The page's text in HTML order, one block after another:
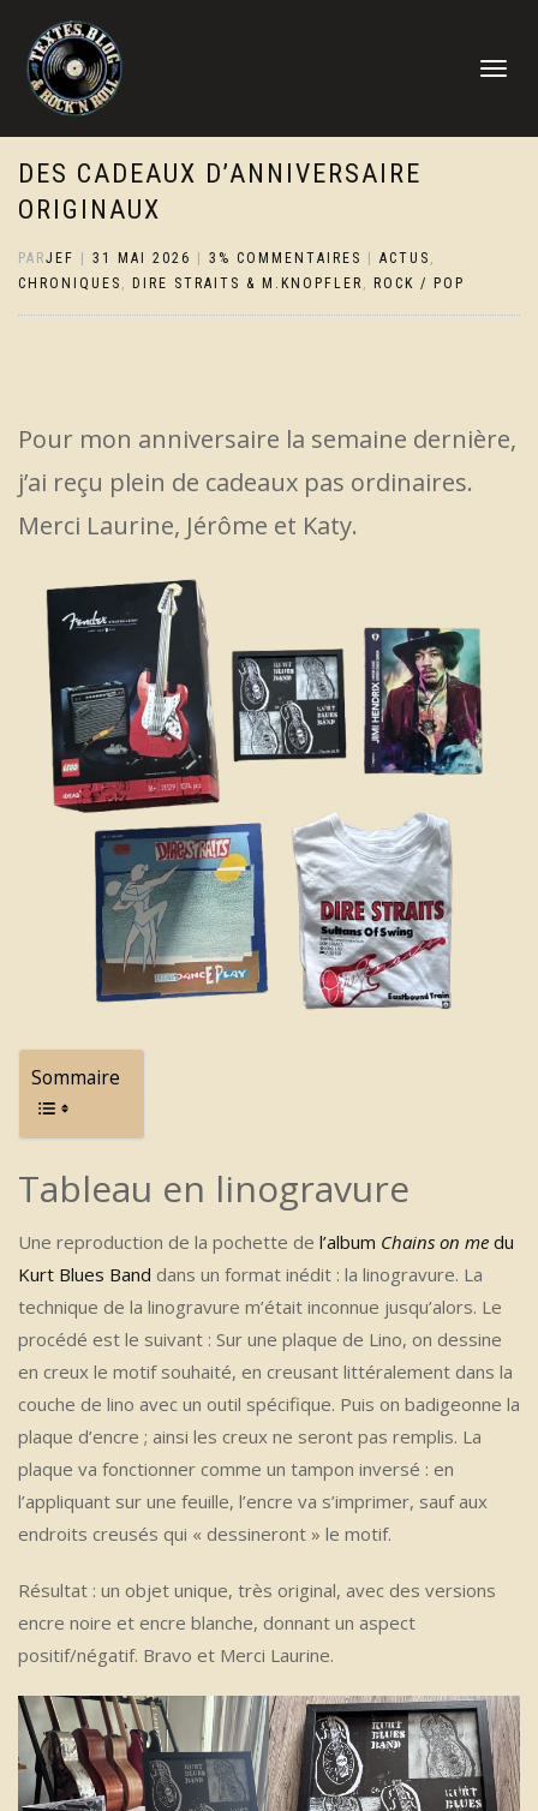
DÉPLIER
DES CADEAUX D’ANNIVERSAIRE
ORIGINAUX
PARJEF 31 MAI 2026 3% COMMENTAIRES ACTUS ,
CHRONIQUES , DIRE STRAITS & M.KNOPFLER , ROCK / POP
Pour mon anniversaire la semaine dernière,
j’ai reçu plein de cadeaux pas ordinaires.
Merci Laurine, Jérôme et Katy.
Sommaire
Tableau en linogravure
Une reproduction de la pochette de l’album Chains on me du
Kurt Blues Band dans un format inédit : la linogravure. La
technique de la linogravure m’était inconnue jusqu’alors. Le
procédé est le suivant : Sur une plaque de Lino, on dessine
en creux le motif souhaité, en creusant littéralement dans la
couche de lino avec un outil spécifique. Puis on badigeonne la
plaque d’encre ; ainsi les creux ne seront pas remplis. La
plaque va fonctionner comme un tampon inversé : en
l’appliquant sur une feuille, l’encre va s’imprimer, sauf aux
endroits creusés qui « dessineront » le motif.
Résultat : un objet unique, très original, avec des versions
encre noire et encre blanche, donnant un aspect
positif/négatif. Bravo et Merci Laurine.